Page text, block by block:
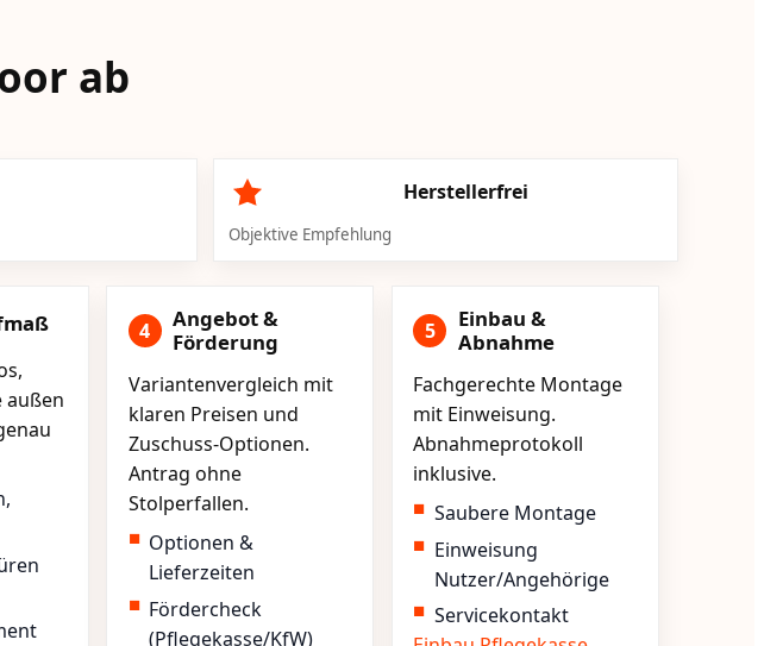
ab
Herstellerfrei
Objektive Empfehlung
außen
4
Angebot &
Förderung
Variantenvergleich mit
klaren Preisen und
Zuschuss-Optionen.
Antrag ohne
Stolperfallen.
Optionen &
Lieferzeiten
Fördercheck
(Pflegekasse/KfW)
5
Einbau &
Abnahme
Fachgerechte Montage
mit Einweisung.
Abnahmeprotokoll
inklusive.
Saubere Montage
Einweisung
Nutzer/Angehörige
Servicekontakt